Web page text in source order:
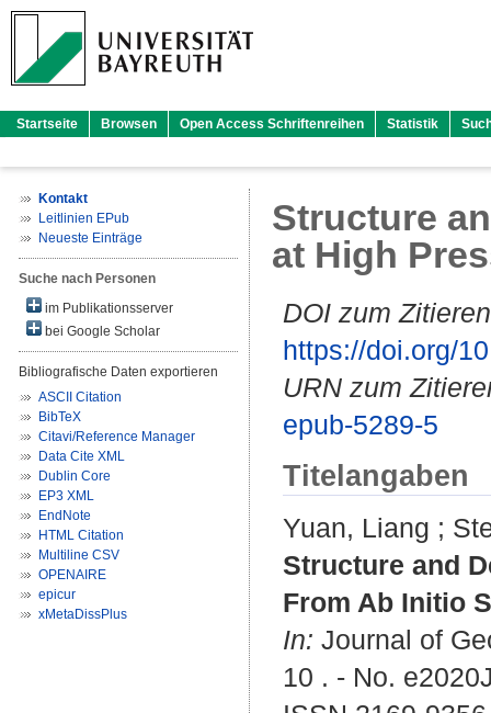
Startseite Browsen Open Access Schriftenreihen Statistik
Kontakt
Leitlinien EPub
Neueste Einträge
Suche nach Personen
im Publikationsserver
bei Google Scholar
Bibliografische Daten exportieren
ASCII Citation
BibTeX
Citavi/Reference Manager
Data Cite XML
Dublin Core
EP3 XML
EndNote
HTML Citation
Multiline CSV
OPENAIRE
epicur
xMetaDissPlus
Structure
at High
DOI zum
https://doi.org/
URN zum
epub-5289-5
Titelangaben
Yuan, Liang ;
Structure and
From Ab Initio
In: Journal of
10 . - No.